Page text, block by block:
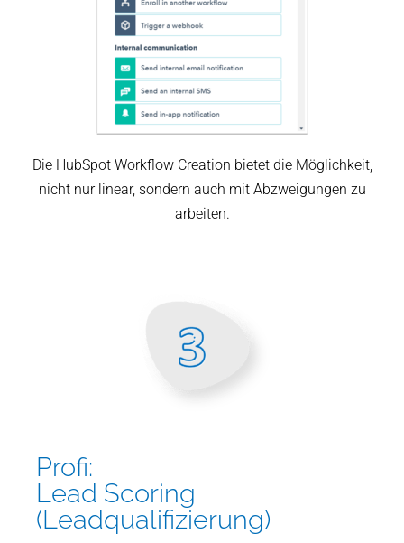
Die HubSpot Workflow Creation bietet die Möglichkeit,
nicht nur linear, sondern auch mit Abzweigungen zu
arbeiten.
Profi:
Lead Scoring
(Leadqualifizierung)